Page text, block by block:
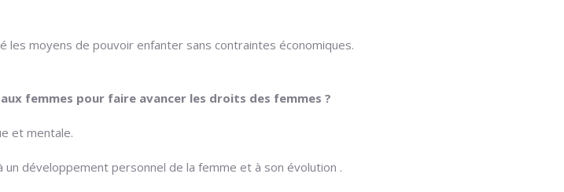
les moyens de pouvoir enfanter sans contraintes économiques.
femmes pour faire avancer les droits des femmes ?
et mentale.
développement personnel de la femme et à son évolution .